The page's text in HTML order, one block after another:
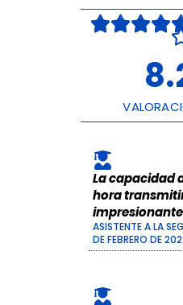

La capacidad
hora
ASISTENTE A LA
DE FEBRERO DE